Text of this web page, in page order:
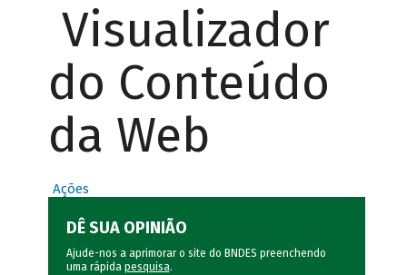
Visualizador
do Conteúdo
da Web
Ações
DÊ SUA OPINIÃO
Ajude-nos a aprimorar o site do BNDES preenchendo
uma rápida pesquisa.